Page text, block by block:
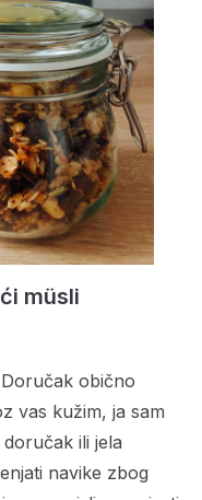
müsli
obično
vas kužim, ja sam
ili jela
navike zbog